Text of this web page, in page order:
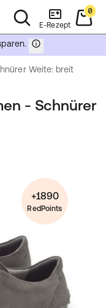
E-Rezept
0
Weite: breit
- Schnürer
+1890
RedPoints